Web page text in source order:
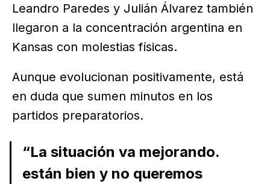
Leandro Paredes y Julián Álvarez también
llegaron a la concentración argentina en
Kansas con molestias físicas.
Aunque evolucionan positivamente, está
en duda que sumen minutos en los
partidos preparatorios.
“La situación va mejorando.
están bien y no queremos